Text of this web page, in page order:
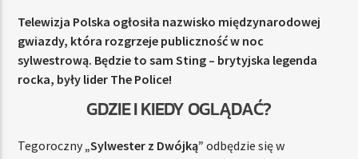
Telewizja Polska ogłosiła nazwisko międzynarodowej
gwiazdy, która rozgrzeje publiczność w noc
sylwestrową. Będzie to sam Sting – brytyjska legenda
rocka, były lider The Police!
GDZIE I KIEDY OGLĄDAĆ?
Tegoroczny„Sylwester z Dwójką” odbędzie się w